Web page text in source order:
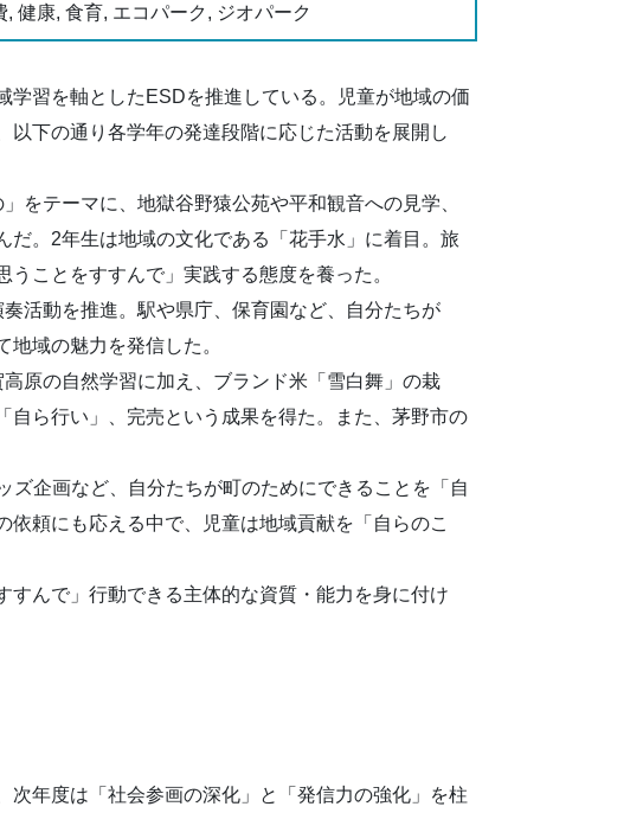
健康, 食育, エコパーク, ジオパーク
習を軸としたESDを推進している。児童が地域の価
下の通り各学年の発達段階に応じた活動を展開し
をテーマに、地獄谷野猿公苑や平和観音への見学、
。2年生は地域の文化である「花手水」に着目。旅
ことをすすんで」実践する態度を養った。
活動を推進。駅や県庁、保育園など、自分たちが
域の魅力を発信した。
原の自然学習に加え、ブランド米「雪白舞」の栽
ら行い」、完売という成果を得た。また、茅野市の
企画など、自分たちが町のためにできることを「自
頼にも応える中で、児童は地域貢献を「自らのこ
んで」行動できる主体的な資質・能力を身に付け
年度は「社会参画の深化」と「発信力の強化」を柱